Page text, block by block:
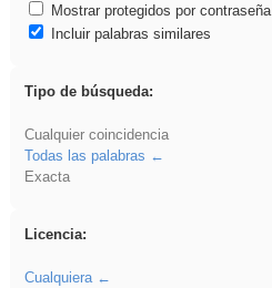
Mostrar protegidos por contraseña
Incluir palabras similares
Tipo de búsqueda:
Cualquier coincidencia
Todas las palabras
Exacta
Licencia:
Cualquiera